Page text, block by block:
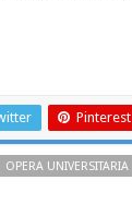
Pinterest
OPERA UNIVERSITARIA